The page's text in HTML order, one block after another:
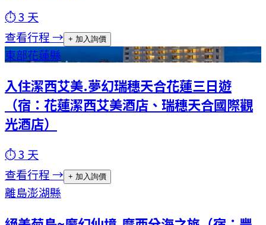
⏱3 天
查看行程 → + 加入詢價
東部花蓮縣
入住潔西艾美.夢幻瑞穗天合花蓮三日遊
（宿：花蓮潔西艾美酒店、瑞穗天合國際觀
光酒店）
⏱3 天
查看行程 → + 加入詢價
離島澎湖縣